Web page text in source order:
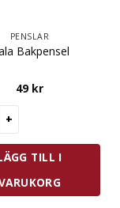
PENSLAR
Bakpensel
49 kr
mängd
TILL I